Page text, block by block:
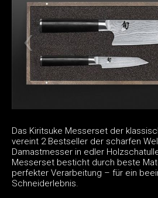
Das Kiritsuke Messerset der
vereint 2 Bestseller der scharfen
Damastmesser in edler
Messerset besticht durch beste
perfekter Verarbeitung – für ein
Schneiderlebnis.